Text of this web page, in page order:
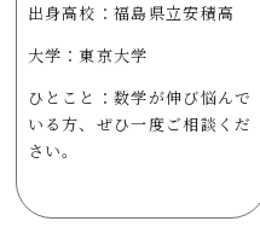
出身高校：福島県立安積高
大学：東京大学
ひとこと：数学が伸び悩んで
いる方、ぜひ一度ご相談くだ
さい。